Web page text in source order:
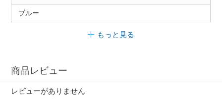
ブルー
もっと見る
商品レビュー
レビューがありません